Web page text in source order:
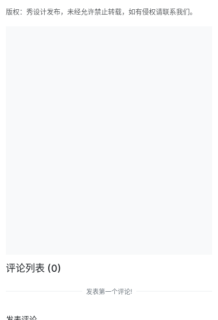
版权：秀设计发布，未经允许禁止转载，如有侵权请联系我们。
评论列表 (0)
发表第一个评论!